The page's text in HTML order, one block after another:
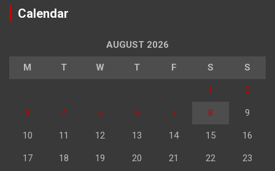
Calendar
AUGUST 2026
M T W T F S S
1 2
3 4 5 6 7 8 9
10 11 12 13 14 15 16
17 18 19 20 21 22 23